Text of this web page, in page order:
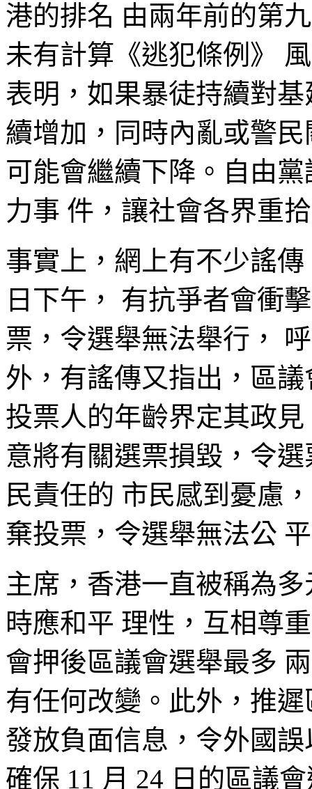
港的排名 由兩年前的第
未有計算《逃犯條例》
表明，如果暴徒持續對
續增加，同時內亂或警
可能會繼續下降。自由
力事 件，讓社會各界重
事實上，網上有不少謠
日下午， 有抗爭者會衝
票，令選舉無法舉行，
外，有謠傳又指出，區
投票人的年齡界定其政
意將有關選票損毀，令
民責任的 市民感到憂慮
棄投票，令選舉無法公
主席，香港一直被稱為
時應和平 理性，互相尊
會押後區議會選舉最多
有任何改變。此外，推
發放負面信息，令外國
確保 11 月 24 日的區議